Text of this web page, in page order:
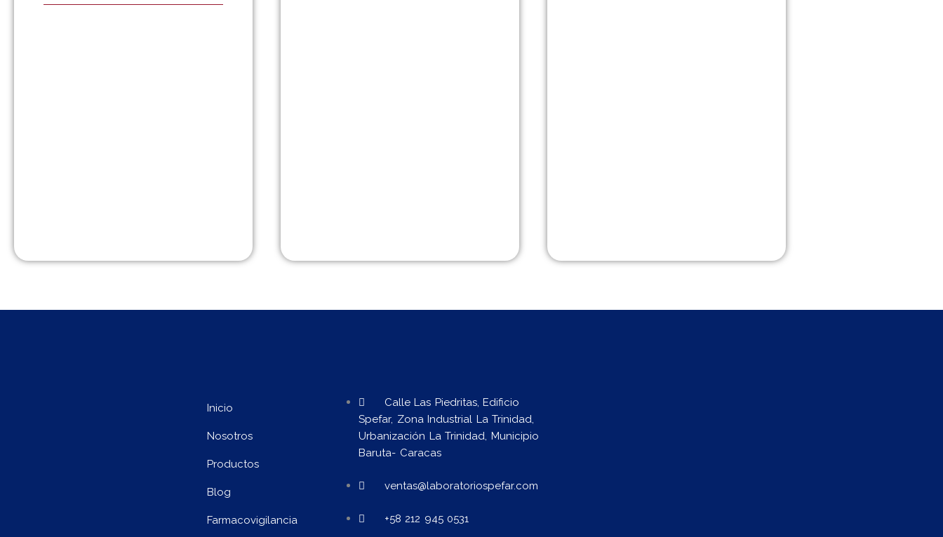
Inicio
Nosotros
Productos
Blog
Farmacovigilancia
Calle Las Piedritas, Edificio
Spefar, Zona Industrial La Trinidad,
Urbanización La Trinidad, Municipio
Baruta- Caracas
ventas@laboratoriospefar.com
+58 212 945 0531